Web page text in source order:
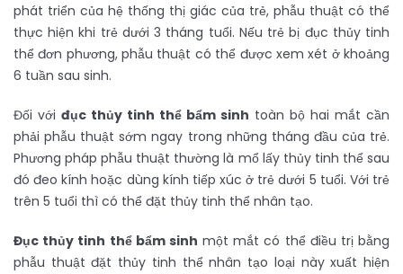
phát triển của hệ thống thị giác của trẻ, phẫu thuật có thể
thực hiện khi trẻ dưới 3 tháng tuổi. Nếu trẻ bị đục thủy tinh
thể đơn phương, phẫu thuật có thể được xem xét ở khoảng
6 tuần sau sinh.
Đối với đục thủy tinh thể bẩm sinh toàn bộ hai mắt cần
phải phẫu thuật sớm ngay trong những tháng đầu của trẻ.
Phương pháp phẫu thuật thường là mổ lấy thủy tinh thể sau
đó đeo kính hoặc dùng kính tiếp xúc ở trẻ dưới 5 tuổi. Với trẻ
trên 5 tuổi thì có thể đặt thủy tinh thể nhân tạo.
Đục thủy tinh thể bẩm sinh một mắt có thể điều trị bằng
phẫu thuật đặt thủy tinh thể nhân tạo loại này xuất hiện